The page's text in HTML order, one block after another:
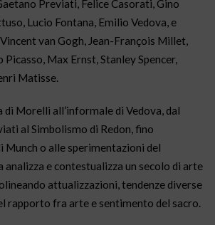
Previati, Felice Casorati, Gino
Lucio Fontana, Emilio Vedova, e
van Gogh, Jean-François Millet,
Picasso, Max Ernst, Stanley Spencer,
Matisse.
Morelli all’informale di Vedova, dal
al Simbolismo di Redon, fino
Munch o alle sperimentazioni del
analizza e contestualizza un secolo di arte
attualizzazioni, tendenze diverse
rapporto fra arte e sentimento del sacro.